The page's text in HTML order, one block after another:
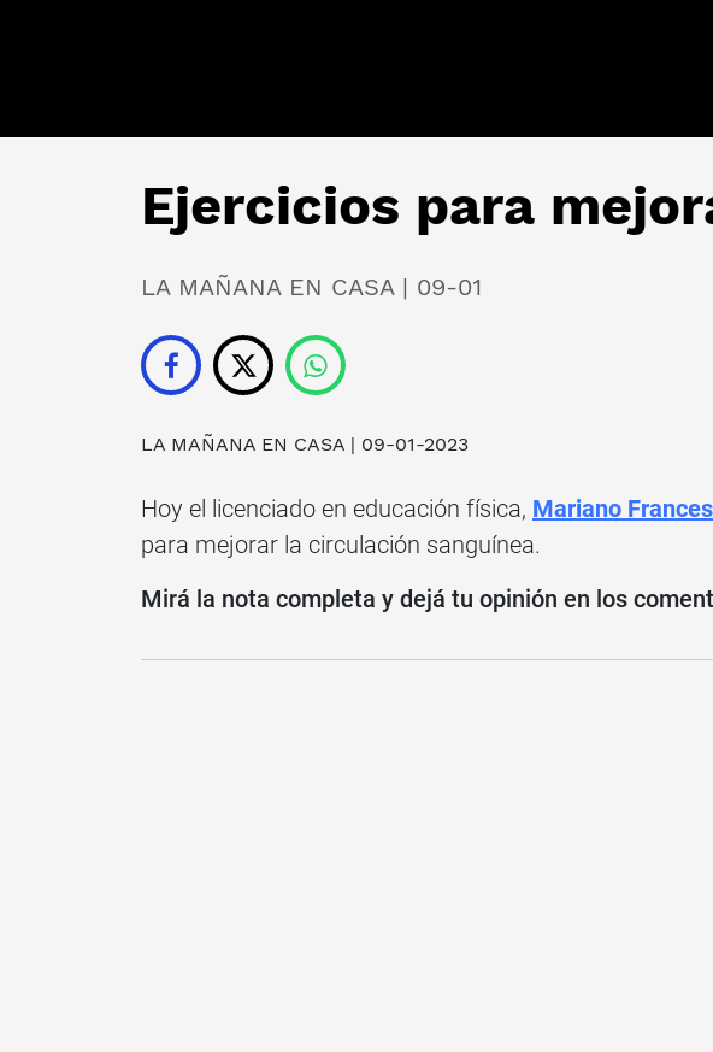
Ejercicios para
LA MAÑANA EN CASA | 09-01
LA MAÑANA EN CASA | 09-01-2023
Hoy el licenciado en educación física, Mariano
para mejorar la circulación sanguínea.
Mirá la nota completa y dejá tu opinión en los